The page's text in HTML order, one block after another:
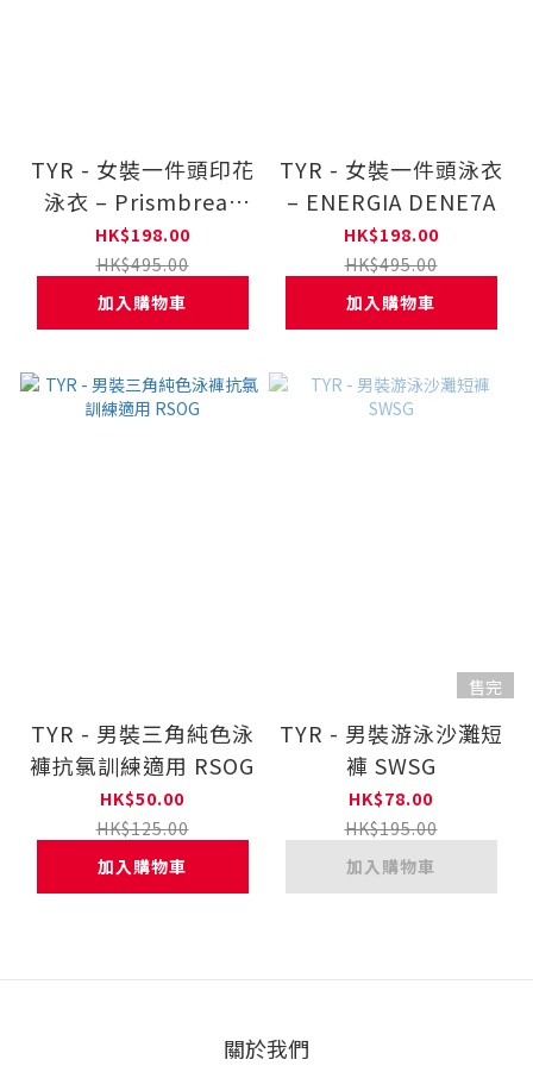
TYR - 女裝一件頭印花
泳衣 – Prismbreak
P04032
HK$198.00
HK$495.00
加入購物車
TYR - 女裝一件頭泳衣
– ENERGIA DENE7A
HK$198.00
HK$495.00
加入購物車
TYR - 男裝三角純色泳
褲抗氯訓練適用 RSOG
HK$50.00
HK$125.00
加入購物車
售完
TYR - 男裝游泳沙灘短
褲 SWSG
HK$78.00
HK$195.00
加入購物車
關於我們